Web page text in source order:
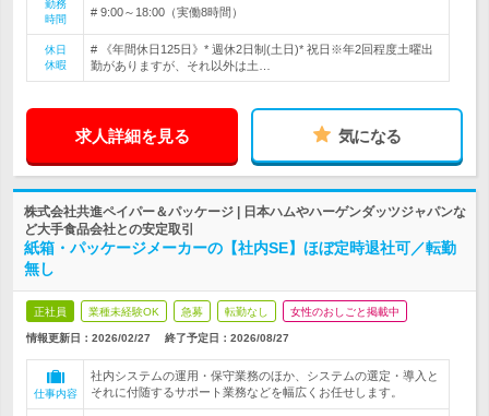
勤務
時間
# 9:00～18:00（実働8時間）
休日
休暇
# 《年間休日125日》* 週休2日制(土日)* 祝日※年2回程度土曜出
勤がありますが、それ以外は土…
求人詳細を見る 気になる
株式会社共進ペイパー＆パッケージ | 日本ハムやハーゲンダッツジャパンな
ど大手食品会社との安定取引
紙箱・パッケージメーカーの【社内SE】ほぼ定時退社可／転勤
無し
正社員 業種未経験OK 急募 転勤なし 女性のおしごと掲載中
情報更新日：2026/02/27 終了予定日： 2026/08/27
仕事内容
社内システムの運用・保守業務のほか、システムの選定・導入と
それに付随するサポート業務などを幅広くお任せします。